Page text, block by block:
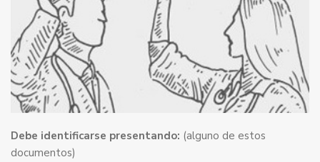
Debe identificarse presentando: (alguno de estos
documentos)